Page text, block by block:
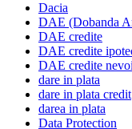
Dacia
DAE (Dobanda
DAE credite
DAE credite
DAE credite
dare in plata
dare in plata credit
darea in plata
Data Protection